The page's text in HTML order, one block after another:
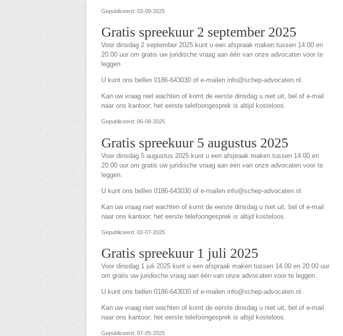
Gepubliceerd: 03-09-2025
Gratis spreekuur 2 september 2025
Voor dinsdag 2 september 2025 kunt u een afspraak maken tussen 14.00 en
20.00 uur om gratis uw juridische vraag aan één van onze advocaten voor te
leggen.
U kunt ons bellen 0186-643030 of e-mailen info@schep-advocaten.nl.
Kan uw vraag niet wachten of komt de eerste dinsdag u niet uit, bel of e-mail
naar ons kantoor; het eerste telefoongesprek is altijd kosteloos.
Gepubliceerd: 06-08-2025
Gratis spreekuur 5 augustus 2025
Voor dinsdag 5 augustus 2025 kunt u een afspraak maken tussen 14.00 en
20.00 uur om gratis uw juridische vraag aan één van onze advocaten voor te
leggen.
U kunt ons bellen 0186-643030 of e-mailen info@schep-advocaten.nl.
Kan uw vraag niet wachten of komt de eerste dinsdag u niet uit, bel of e-mail
naar ons kantoor; het eerste telefoongesprek is altijd kosteloos.
Gepubliceerd: 02-07-2025
Gratis spreekuur 1 juli 2025
Voor dinsdag 1 juli 2025 kunt u een afspraak maken tussen 14.00 en 20.00 uur
om gratis uw juridische vraag aan één van onze advocaten voor te leggen.
U kunt ons bellen 0186-643030 of e-mailen info@schep-advocaten.nl.
Kan uw vraag niet wachten of komt de eerste dinsdag u niet uit, bel of e-mail
naar ons kantoor; het eerste telefoongesprek is altijd kosteloos.
Gepubliceerd: 07-05-2025